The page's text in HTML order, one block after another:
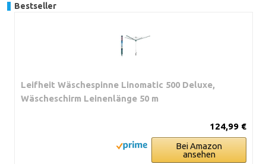
Bestseller
Leifheit Wäschespinne Linomatic 500 Deluxe,
Wäscheschirm Leinenlänge 50 m
124,99 €
Bei Amazon
ansehen